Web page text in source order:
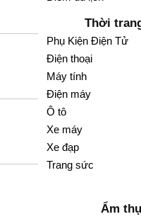
Thời
Phụ Kiện Điện Tử
Điện thoại
Máy tính
Điện máy
Ô tô
Xe máy
Xe đạp
Trang sức
Ẩm